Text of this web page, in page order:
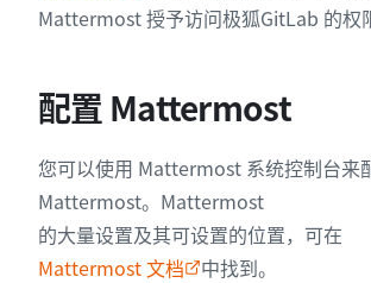
Mattermost 授予访问极狐GitLab 的权
配置 Mattermost
您可以使用 Mattermost 系统控制台来
Mattermost。Mattermost
的大量设置及其可设置的位置，可在
Mattermost 文档
中找到。